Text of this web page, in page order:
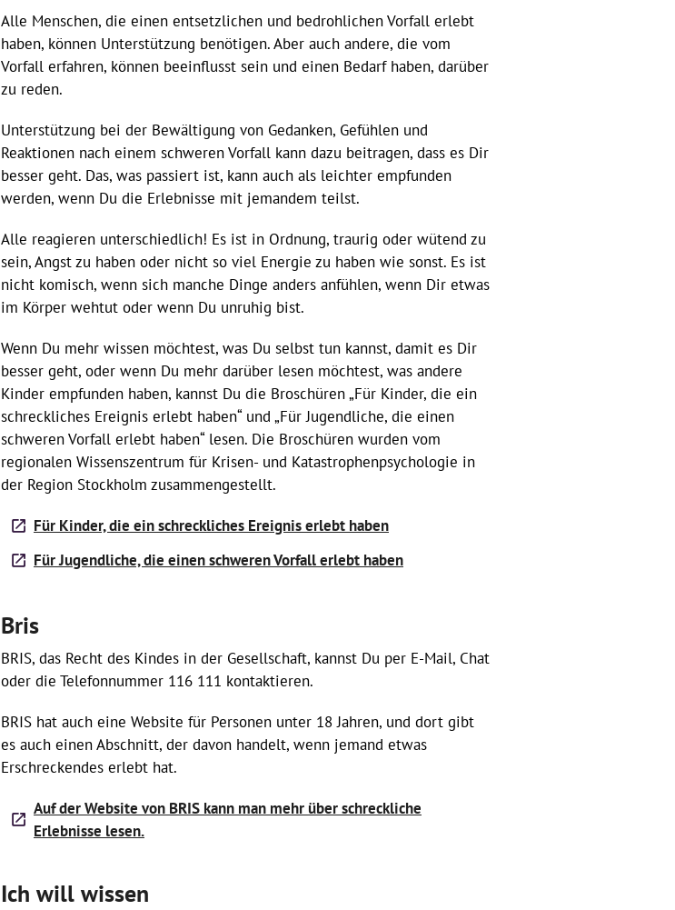
Alle Menschen, die einen entsetzlichen und bedrohlichen Vorfall erlebt
haben, können Unterstützung benötigen. Aber auch andere, die vom
Vorfall erfahren, können beeinflusst sein und einen Bedarf haben, darüber
zu reden.
Unterstützung bei der Bewältigung von Gedanken, Gefühlen und
Reaktionen nach einem schweren Vorfall kann dazu beitragen, dass es Dir
besser geht. Das, was passiert ist, kann auch als leichter empfunden
werden, wenn Du die Erlebnisse mit jemandem teilst.
Alle reagieren unterschiedlich! Es ist in Ordnung, traurig oder wütend zu
sein, Angst zu haben oder nicht so viel Energie zu haben wie sonst. Es ist
nicht komisch, wenn sich manche Dinge anders anfühlen, wenn Dir etwas
im Körper wehtut oder wenn Du unruhig bist.
Wenn Du mehr wissen möchtest, was Du selbst tun kannst, damit es Dir
besser geht, oder wenn Du mehr darüber lesen möchtest, was andere
Kinder empfunden haben, kannst Du die Broschüren „Für Kinder, die ein
schreckliches Ereignis erlebt haben“ und „Für Jugendliche, die einen
schweren Vorfall erlebt haben“ lesen. Die Broschüren wurden vom
regionalen Wissenszentrum für Krisen- und Katastrophenpsychologie in
der Region Stockholm zusammengestellt.
Für Kinder, die ein schreckliches Ereignis erlebt haben
Für Jugendliche, die einen schweren Vorfall erlebt haben
Bris
BRIS, das Recht des Kindes in der Gesellschaft, kannst Du per E-Mail, Chat
oder die Telefonnummer 116 111 kontaktieren.
BRIS hat auch eine Website für Personen unter 18 Jahren, und dort gibt
es auch einen Abschnitt, der davon handelt, wenn jemand etwas
Erschreckendes erlebt hat.
Auf der Website von BRIS kann man mehr über schreckliche
Erlebnisse lesen.
Ich will wissen